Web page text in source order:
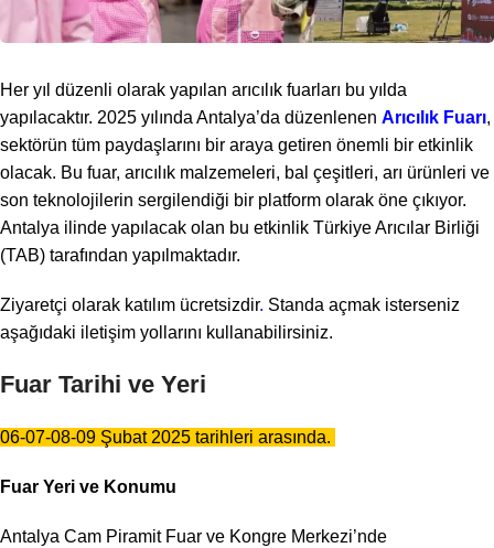
Her yıl düzenli olarak yapılan arıcılık fuarları bu yılda
yapılacaktır. 2025 yılında Antalya’da düzenlenen Arıcılık Fuarı,
sektörün tüm paydaşlarını bir araya getiren önemli bir etkinlik
olacak. Bu fuar, arıcılık malzemeleri, bal çeşitleri, arı ürünleri ve
son teknolojilerin sergilendiği bir platform olarak öne çıkıyor.
Antalya ilinde yapılacak olan bu etkinlik Türkiye Arıcılar Birliği
(TAB) tarafından yapılmaktadır.
Ziyaretçi olarak katılım ücretsizdir. Standa açmak isterseniz
aşağıdaki iletişim yollarını kullanabilirsiniz.
Fuar Tarihi ve Yeri
06-07-08-09 Şubat 2025 tarihleri arasında.
Fuar Yeri ve Konumu
Antalya Cam Piramit Fuar ve Kongre Merkezi’nde